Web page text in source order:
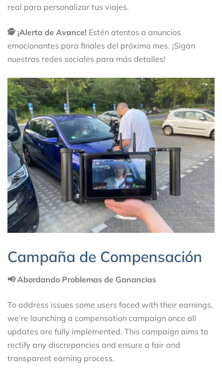
real para personalizar tus viajes.
🕵️ ¡Alerta de Avance! Estén atentos a anuncios
emocionantes para finales del próximo mes. ¡Sigan
nuestras redes sociales para más detalles!
Campaña de Compensación
📢 Abordando Problemas de Ganancias
To address issues some users faced with their earnings,
we’re launching a compensation campaign once all
updates are fully implemented. This campaign aims to
rectify any discrepancies and ensure a fair and
transparent earning process.